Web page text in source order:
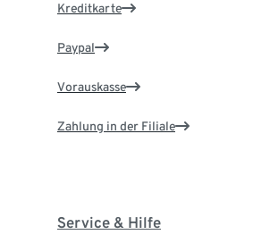
Kreditkarte
Paypal
Vorauskasse
Zahlung in der Filiale
Service & Hilfe